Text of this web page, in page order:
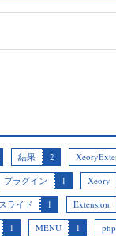
結果 2
プラグイン 1 Xeory
ライド
1 Extension
1 MENU 1 php